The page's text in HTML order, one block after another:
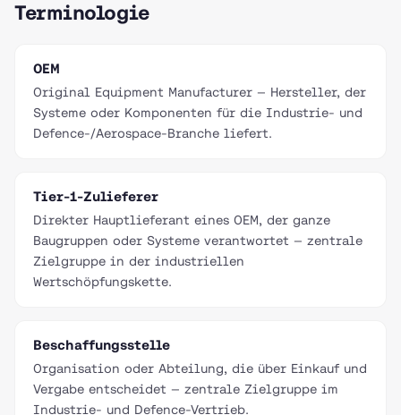
Terminologie
OEM
Original Equipment Manufacturer — Hersteller, der
Systeme oder Komponenten für die Industrie- und
Defence-/Aerospace-Branche liefert.
Tier-1-Zulieferer
Direkter Hauptlieferant eines OEM, der ganze
Baugruppen oder Systeme verantwortet — zentrale
Zielgruppe in der industriellen
Wertschöpfungskette.
Beschaffungsstelle
Organisation oder Abteilung, die über Einkauf und
Vergabe entscheidet — zentrale Zielgruppe im
Industrie- und Defence-Vertrieb.